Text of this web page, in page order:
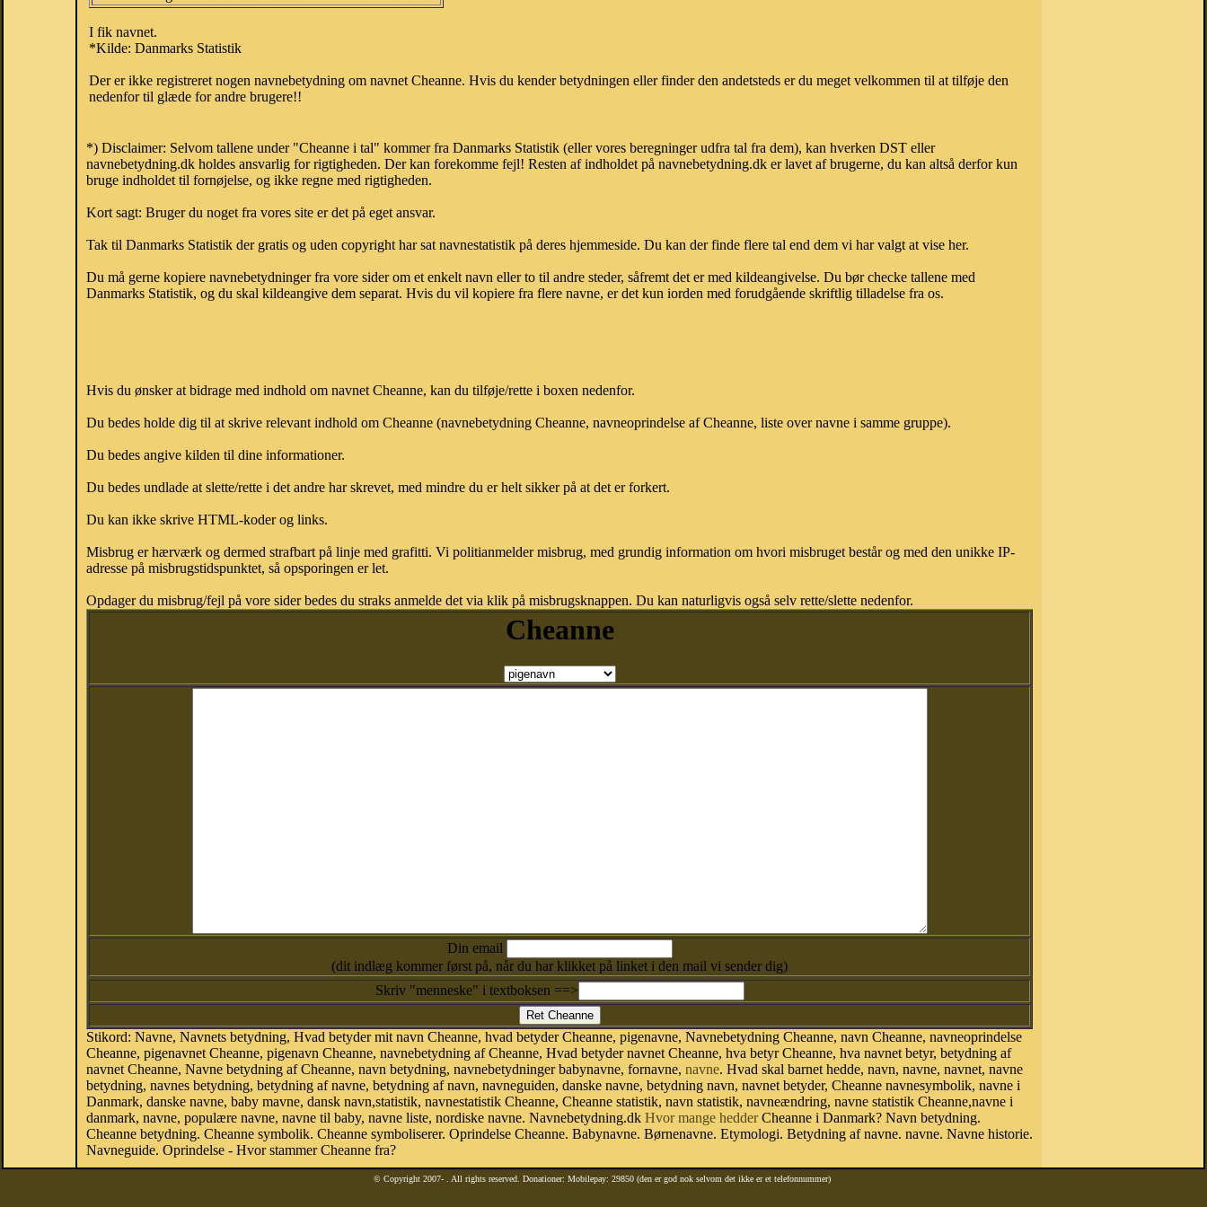
I fik navnet.
*Kilde: Danmarks Statistik
Der er ikke registreret nogen navnebetydning om navnet Cheanne. Hvis du kender betydningen eller finder den andetsteds er du meget velkommen til at tilføje den
nedenfor til glæde for andre brugere!!
*) Disclaimer: Selvom tallene under "Cheanne i tal" kommer fra Danmarks Statistik (eller vores beregninger udfra tal fra dem), kan hverken DST eller
navnebetydning.dk holdes ansvarlig for rigtigheden. Der kan forekomme fejl! Resten af indholdet på navnebetydning.dk er lavet af brugerne, du kan altså derfor kun
bruge indholdet til fornøjelse, og ikke regne med rigtigheden.
Kort sagt: Bruger du noget fra vores site er det på eget ansvar.
Tak til Danmarks Statistik der gratis og uden copyright har sat navnestatistik på deres hjemmeside. Du kan der finde flere tal end dem vi har valgt at vise her.
Du må gerne kopiere navnebetydninger fra vore sider om et enkelt navn eller to til andre steder, såfremt det er med kildeangivelse. Du bør checke tallene med
Danmarks Statistik, og du skal kildeangive dem separat. Hvis du vil kopiere fra flere navne, er det kun iorden med forudgående skriftlig tilladelse fra os.
Hvis du ønsker at bidrage med indhold om navnet Cheanne, kan du tilføje/rette i boxen nedenfor.
Du bedes holde dig til at skrive relevant indhold om Cheanne (navnebetydning Cheanne, navneoprindelse af Cheanne, liste over navne i samme gruppe).
Du bedes angive kilden til dine informationer.
Du bedes undlade at slette/rette i det andre har skrevet, med mindre du er helt sikker på at det er forkert.
Du kan ikke skrive HTML-koder og links.
Misbrug er hærværk og dermed strafbart på linje med grafitti. Vi politianmelder misbrug, med grundig information om hvori misbruget består og med den unikke IP-
adresse på misbrugstidspunktet, så opsporingen er let.
Opdager du misbrug/fejl på vore sider bedes du straks anmelde det via klik på misbrugsknappen. Du kan naturligvis også selv rette/slette nedenfor.
Cheanne
Din email
(dit indlæg kommer først på, når du har klikket på linket i den mail vi sender dig)
Skriv "menneske" i textboksen ==>
Stikord: Navne, Navnets betydning, Hvad betyder mit navn Cheanne, hvad betyder Cheanne, pigenavne, Navnebetydning Cheanne, navn Cheanne, navneoprindelse
Cheanne, pigenavnet Cheanne, pigenavn Cheanne, navnebetydning af Cheanne, Hvad betyder navnet Cheanne, hva betyr Cheanne, hva navnet betyr, betydning af
navnet Cheanne, Navne betydning af Cheanne, navn betydning, navnebetydninger babynavne, fornavne, navne. Hvad skal barnet hedde, navn, navne, navnet, navne
betydning, navnes betydning, betydning af navne, betydning af navn, navneguiden, danske navne, betydning navn, navnet betyder, Cheanne navnesymbolik, navne i
Danmark, danske navne, baby mavne, dansk navn,statistik, navnestatistik Cheanne, Cheanne statistik, navn statistik, navneændring, navne statistik Cheanne,navne i
danmark, navne, populære navne, navne til baby, navne liste, nordiske navne. Navnebetydning.dk Hvor mange hedderCheanne i Danmark? Navn betydning.
Cheanne betydning. Cheanne symbolik. Cheanne symboliserer. Oprindelse Cheanne. Babynavne. Børnenavne. Etymologi. Betydning af navne. navne. Navne historie.
Navneguide. Oprindelse - Hvor stammer Cheanne fra?
© Copyright 2007- . All rights reserved. Donationer: Mobilepay: 29850 (den er god nok selvom det ikke er et telefonnummer)